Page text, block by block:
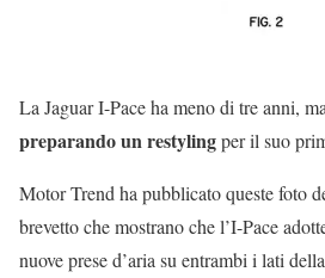
La Jaguar I-Pace ha meno di tre anni,
preparando un restylingper il suo
Motor Trend ha pubblicato queste foto
brevetto che mostrano che l’I-Pace
nuove prese d’aria su entrambi i lati